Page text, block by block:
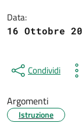
Data:
16 Ottobre
Condividi
Argomenti
Istruzione